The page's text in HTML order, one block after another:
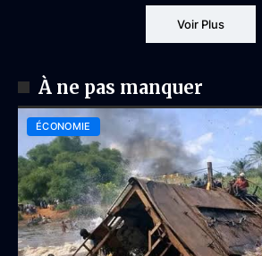
Voir Plus
À ne pas manquer
ÉCONOMIE